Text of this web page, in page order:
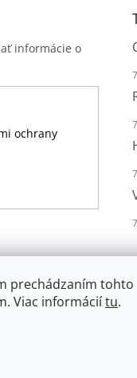
prechádzaním tohto
Viac informáciítu.
informácie o
ochrany